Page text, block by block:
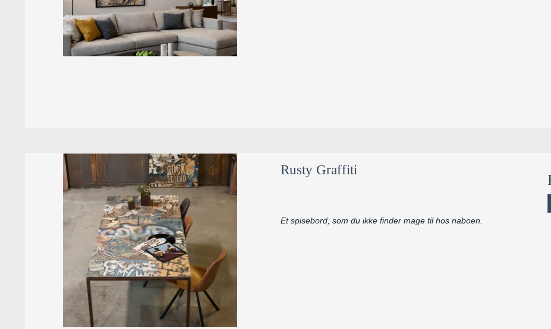
Rusty Graffiti
Et spisebord, som du ikke finder mage til hos naboen.